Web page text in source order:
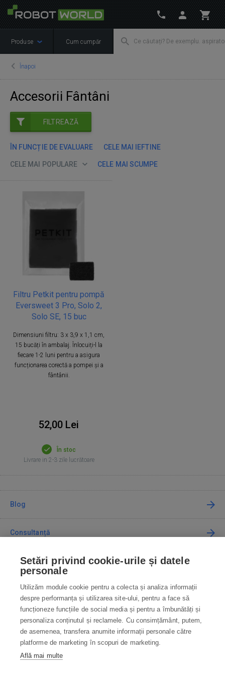
Produse Cum cumpăr
Înapoi
Accesorii Fântâni
FILTREAZĂ
ÎN FUNCȚIE DE EVALUARE CELE MAI IEFTINE
CELE MAI POPULARE CELE MAI SCUMPE
Filtru Petkit pentru pompă
Eversweet 3 Pro, Solo 2,
Solo SE, 15 buc
Dimensiuni filtru: 3 x 3,9 x 1,1 cm,
15 bucăți în ambalaj. Înlocuiți-l la
fiecare 1-2 luni pentru a asigura
funcționarea corectă a pompei și a
fântânii.
52,00 Lei
În stoc
Livrare in 2-3 zile lucrătoare
Blog
Consultanță
Cum cumpăr
Contact
Contactați-ne
info@robotworld.ro
031 22 97 010
Setări privind cookie-urile și datele
personale
Utilizăm module cookie pentru a colecta și analiza informații
despre performanța și utilizarea site-ului, pentru a face să
funcționeze funcțiile de social media și pentru a îmbunătăți și
personaliza conținutul și reclamele. Cu consimțământ, putem,
de asemenea, transfera anumite informații personale către
platforme de marketing în scopuri de marketing.
Află mai multe